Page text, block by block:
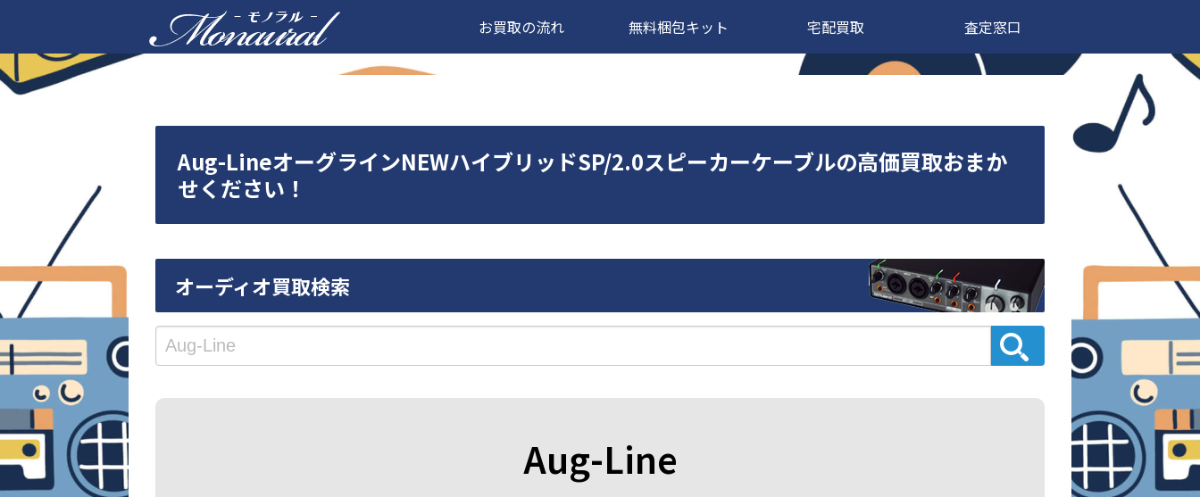
お買取の流れ 無料梱包キット 宅配買取 査定窓口
Aug-LineオーグラインNEWハイブリッドSP/2.0スピーカーケーブルの高価買取おまか
せください！
オーディオ買取検索
Aug-Line